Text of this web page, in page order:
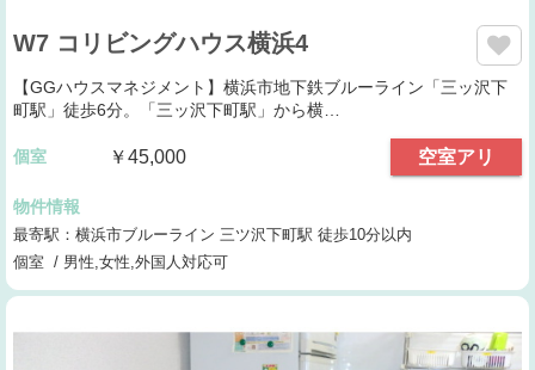
W7 コリビングハウス横浜4
【GGハウスマネジメント】横浜市地下鉄ブルーライン「三ッ沢下
町駅」徒歩6分。「三ッ沢下町駅」から横…
個室 ￥45,000 空室アリ
物件情報
最寄駅：横浜市ブルーライン 三ツ沢下町駅 徒歩10分以内
個室 / 男性,女性,外国人対応可